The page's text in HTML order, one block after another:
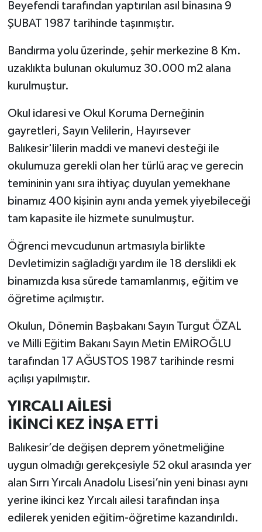
Beyefendi tarafından yaptırılan asıl binasına 9
ŞUBAT 1987 tarihinde taşınmıştır.
Bandırma yolu üzerinde, şehir merkezine 8 Km.
uzaklıkta bulunan okulumuz 30.000 m2 alana
kurulmuştur.
Okul idaresi ve Okul Koruma Derneğinin
gayretleri, Sayın Velilerin, Hayırsever
Balıkesir'lilerin maddi ve manevi desteği ile
okulumuza gerekli olan her türlü araç ve gerecin
temininin yanı sıra ihtiyaç duyulan yemekhane
binamız 400 kişinin aynı anda yemek yiyebileceği
tam kapasite ile hizmete sunulmuştur.
Öğrenci mevcudunun artmasıyla birlikte
Devletimizin sağladığı yardım ile 18 derslikli ek
binamızda kısa sürede tamamlanmış, eğitim ve
öğretime açılmıştır.
Okulun, Dönemin Başbakanı Sayın Turgut ÖZAL
ve Milli Eğitim Bakanı Sayın Metin EMİROĞLU
tarafından 17 AĞUSTOS 1987 tarihinde resmi
açılışı yapılmıştır.
YIRCALI AİLESİ
İKİNCİ KEZ İNŞA ETTİ
Balıkesir’de değişen deprem yönetmeliğine
uygun olmadığı gerekçesiyle 52 okul arasında yer
alan Sırrı Yırcalı Anadolu Lisesi’nin yeni binası aynı
yerine ikinci kez Yırcalı ailesi tarafından inşa
edilerek yeniden eğitim-öğretime kazandırıldı.